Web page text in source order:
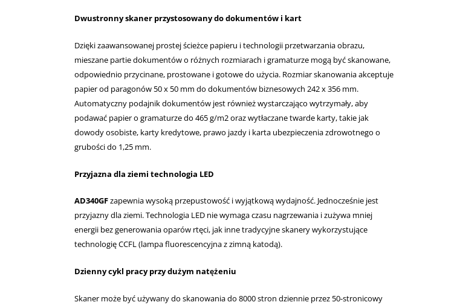
Dwustronny skaner przystosowany do dokumentów i kart
Dzięki zaawansowanej prostej ścieżce papieru i technologii przetwarzania obrazu,
mieszane partie dokumentów o różnych rozmiarach i gramaturze mogą być skanowane,
odpowiednio przycinane, prostowane i gotowe do użycia. Rozmiar skanowania akceptuje
papier od paragonów 50 x 50 mm do dokumentów biznesowych 242 x 356 mm.
Automatyczny podajnik dokumentów jest również wystarczająco wytrzymały, aby
podawać papier o gramaturze do 465 g/m2 oraz wytłaczane twarde karty, takie jak
dowody osobiste, karty kredytowe, prawo jazdy i karta ubezpieczenia zdrowotnego o
grubości do 1,25 mm.
Przyjazna dla ziemi technologia LED
AD340GFzapewnia wysoką przepustowość i wyjątkową wydajność. Jednocześnie jest
przyjazny dla ziemi. Technologia LED nie wymaga czasu nagrzewania i zużywa mniej
energii bez generowania oparów rtęci, jak inne tradycyjne skanery wykorzystujące
technologię CCFL (lampa fluorescencyjna z zimną katodą).
Dzienny cykl pracy przy dużym natężeniu
Skaner może być używany do skanowania do 8000 stron dziennie przez 50-stronicowy